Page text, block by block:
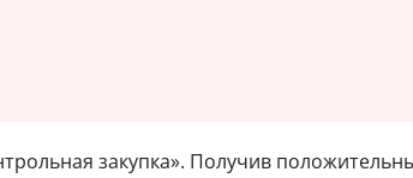
закупка». Получив